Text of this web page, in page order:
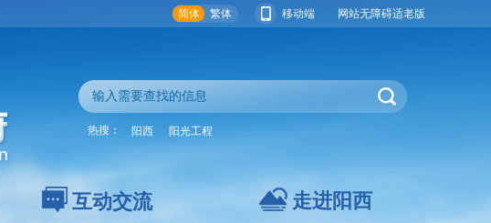
简体 繁体 移动端 网站无障碍适老版
热搜： 阳西 阳光工程
互动交流 走进阳西